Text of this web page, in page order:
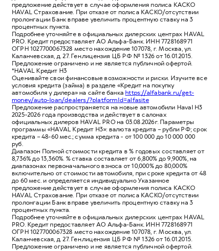
предложение действует в случае оформления полиса КАСКО
HAVAL Страхование. При отказе от полиса КАСКО/отсутствии
пролонгации Банк вправе увеличить процентную ставку на 3
процентных пункта.
Подробнее уточняйте в официальных дилерских центрах HAVAL
PRO. Кредит предоставляет АО Альфа-Банк. ИНН 7728168971
ОГРН 1027700067328 место нахождение 107078, г. Москва, ул.
Каланчевская, д. 27. Ген.лицензия ЦБ РФ № 1326 от 16.01.2015.
Предложение ограничено и не является публичной офертой.
*HAVAL Кредит H3
Оценивайте свои финансовые возможности и риски. Изучите все
условия кредита (займа) в разделе «Кредит на покупку
автомобиля у дилера» на сайте банкаhttps://alfabank.ru/get-
money/auto-loan/dealers/?platformId=alfasite
Предложение распространяется на новые автомобили Haval H3
2025-2026 года производства и действует в салонах
официальных дилеров HAVAL PRO на 03.08.2026г. Параметры
программы «HAVAL Кредит H3»: валюта кредита – рубли РФ; срок
кредита – 48-60 мес.; сумма кредита - от 100 000 до 10 000 000
руб.
Диапазон Полной стоимости кредита в % годовых составляет от
8,736% до 13,360%. % ставка составляет от 6,800% до 9,900%, на
диапазонах первоначального взноса от 10,000% до 80,000%
включительно от стоимости автомобиля, при сроке кредита от 48
до 60 мес. и определяется индивидуально Указанное
предложение действует в случае оформления полиса КАСКО
HAVAL Страхование. При отказе от полиса КАСКО/отсутствии
пролонгации Банк вправе увеличить процентную ставку на 3
процентных пункта.
Подробнее уточняйте в официальных дилерских центрах HAVAL
PRO. Кредит предоставляет АО Альфа-Банк. ИНН 7728168971
ОГРН 1027700067328 место нахождение 107078, г. Москва, ул.
Каланчевская, д. 27. Ген.лицензия ЦБ РФ № 1326 от 16.01.2015.
Предложение ограничено и не является публичной офертой.